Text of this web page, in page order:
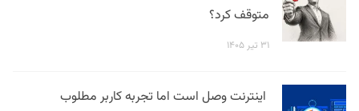
متوقف کرد؟
۳۱ تیر ۱۴۰۵
اینترنت وصل است اما تجربه کاربر مطلوب